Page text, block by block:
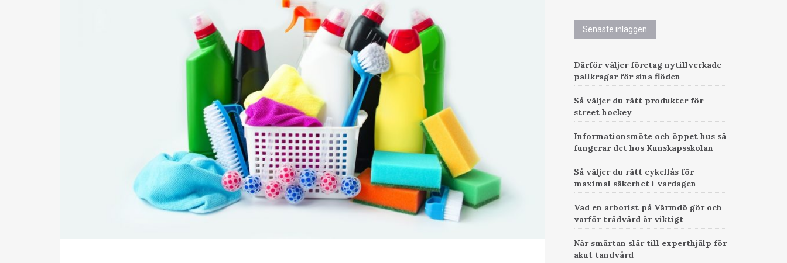
Senaste inläggen
Därför väljer företag nytillverkade
pallkragar för sina flöden
Så väljer du rätt produkter för
street hockey
Informationsmöte och öppet hus så
fungerar det hos Kunskapsskolan
Så väljer du rätt cykellås för
maximal säkerhet i vardagen
Vad en arborist på Värmdö gör och
varför trädvård är viktigt
När smärtan slår till experthjälp för
akut tandvård